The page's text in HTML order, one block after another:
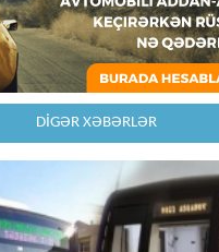
DİGƏR XƏBƏRLƏR